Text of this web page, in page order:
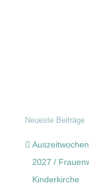
Neueste Beiträge
2027 /
Kinderkirche